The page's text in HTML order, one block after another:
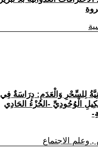
لِلسِّحْرِ وَالْعَدَمِ: دِرَاسَةٌ فِي
الْوُجُودِيِّ -الجُزْءُ الحَادِي
وعلم الاجتماع